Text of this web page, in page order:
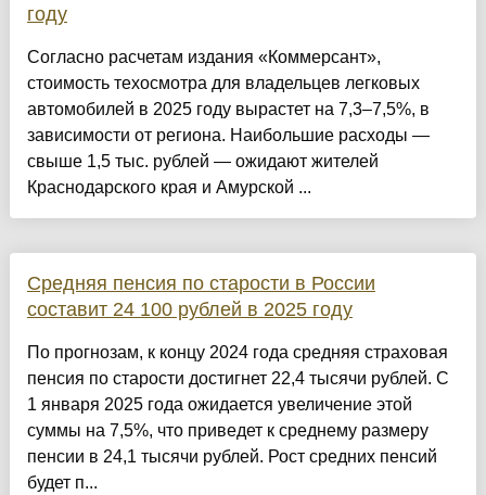
году
Согласно расчетам издания «Коммерсант»,
стоимость техосмотра для владельцев легковых
автомобилей в 2025 году вырастет на 7,3–7,5%, в
зависимости от региона. Наибольшие расходы —
свыше 1,5 тыс. рублей — ожидают жителей
Краснодарского края и Амурской ...
Средняя пенсия по старости в России
составит 24 100 рублей в 2025 году
По прогнозам, к концу 2024 года средняя страховая
пенсия по старости достигнет 22,4 тысячи рублей. С
1 января 2025 года ожидается увеличение этой
суммы на 7,5%, что приведет к среднему размеру
пенсии в 24,1 тысячи рублей. Рост средних пенсий
будет п...